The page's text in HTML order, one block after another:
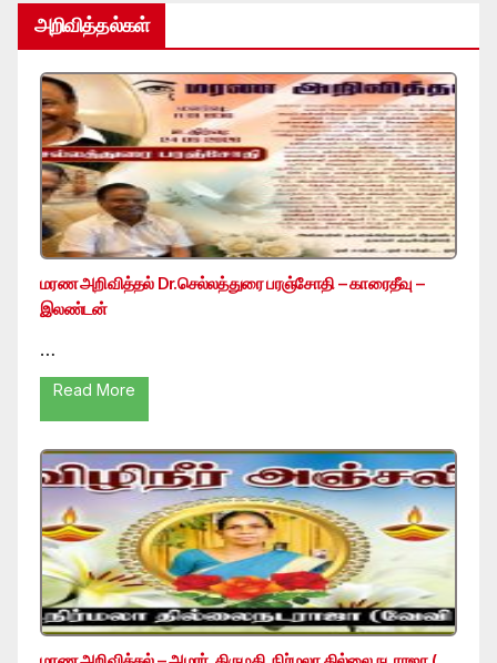
அறிவித்தல்கள்
மரண அறிவித்தல் Dr.செல்லத்துரை பரஞ்சோதி – காரைதீவு –
இலண்டன்
…
Read More